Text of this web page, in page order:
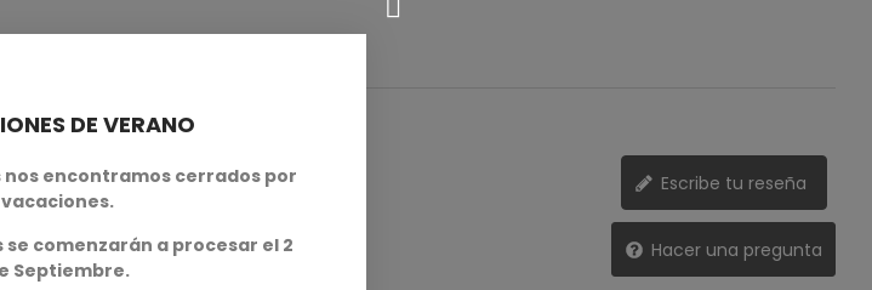
0
0
Escribe tu reseña
Hacer una pregunta
DE VERANO
nos encontramos cerrados por
vacaciones.
se comenzarán a procesar el 2
Septiembre.